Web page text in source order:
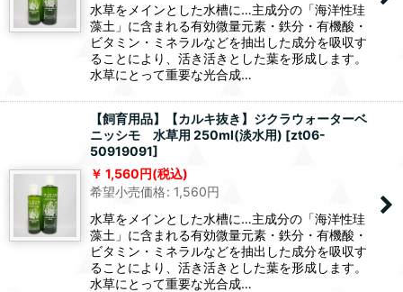
水草をメインとした水槽に…主成分の「海洋性珪
藻土」に含まれる有効微量元素・鉄分・有機酸・
ビタミン・ミネラルなどを抽出した成分を吸収す
ることにより、活き活きとした葉を形成します。
水草にとって重要な光合成…
【飼育用品】【カルキ抜き】ジクラウォーターベ
ニッシモ 水草用 250ml(淡水用) [zt06-
50919091]
1,560円(税込)
希望小売価格: 1,560円
水草をメインとした水槽に…主成分の「海洋性珪
藻土」に含まれる有効微量元素・鉄分・有機酸・
ビタミン・ミネラルなどを抽出した成分を吸収す
ることにより、活き活きとした葉を形成します。
水草にとって重要な光合成…